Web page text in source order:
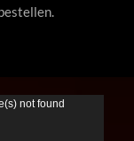
not found